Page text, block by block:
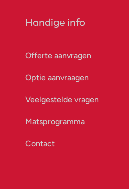
Handige info
Offerte aanvragen
Optie aanvraagen
Veelgestelde vragen
Matsprogramma
Contact